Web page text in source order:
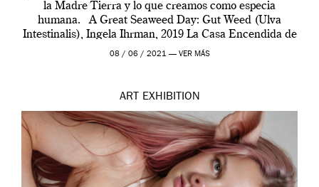
la Madre Tierra y lo que creamos como especia
humana. A Great Seaweed Day: Gut Weed (Ulva
Intestinalis), Ingela Ihrman, 2019 La Casa Encendida de
Madrid y la Wellcome […]
08 / 06 / 2021 — VER MÁS
ART EXHIBITION